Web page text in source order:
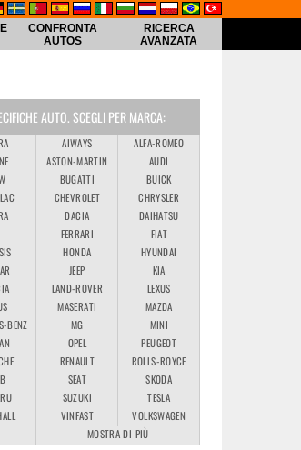
CONFRONTA
AUTOS
RICERCA
AVANZATA
AUTO. SCEGLI PER MARCA:
AIWAYS
ALFA-ROMEO
ASTON-MARTIN
AUDI
BUGATTI
BUICK
CHEVROLET
CHRYSLER
DACIA
DAIHATSU
FERRARI
FIAT
HONDA
HYUNDAI
JEEP
KIA
LAND-ROVER
LEXUS
MASERATI
MAZDA
BENZ MG
MINI
OPEL
PEUGEOT
RENAULT
ROLLS-ROYCE
SEAT
SKODA
SUZUKI
TESLA
VINFAST
VOLKSWAGEN
MOSTRA DI PIÙ